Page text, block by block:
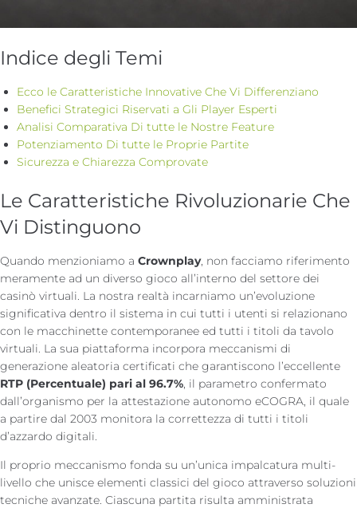
Indice degli Temi
Ecco le Caratteristiche Innovative Che Vi Differenziano
Benefici Strategici Riservati a Gli Player Esperti
Analisi Comparativa Di tutte le Nostre Feature
Potenziamento Di tutte le Proprie Partite
Sicurezza e Chiarezza Comprovate
Le Caratteristiche Rivoluzionarie Che
Vi Distinguono
Quando menzioniamo a Crownplay, non facciamo riferimento
meramente ad un diverso gioco all’interno del settore dei
casinò virtuali. La nostra realtà incarniamo un’evoluzione
significativa dentro il sistema in cui tutti i utenti si relazionano
con le macchinette contemporanee ed tutti i titoli da tavolo
virtuali. La sua piattaforma incorpora meccanismi di
generazione aleatoria certificati che garantiscono l’eccellente
RTP (Percentuale) pari al 96.7% , il parametro confermato
dall’organismo per la attestazione autonomo eCOGRA, il quale
a partire dal 2003 monitora la correttezza di tutti i titoli
d’azzardo digitali.
Il proprio meccanismo fonda su un’unica impalcatura multi-
livello che unisce elementi classici del gioco attraverso soluzioni
tecniche avanzate. Ciascuna partita risulta amministrata